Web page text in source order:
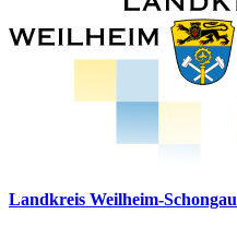
Landkreis Weilheim-Schongau